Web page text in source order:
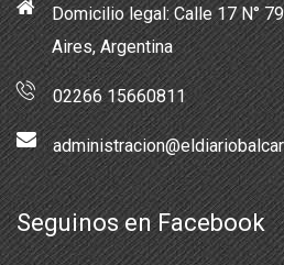
Domicilio legal: Calle 17 N°
Aires, Argentina
02266 15660811
Seguinos en Facebook